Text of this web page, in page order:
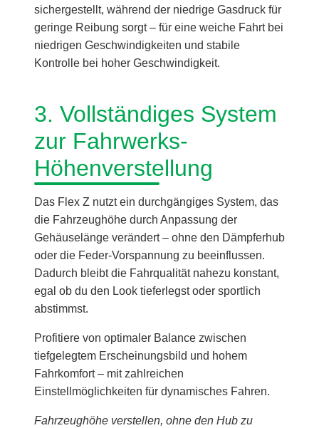
sichergestellt, während der niedrige Gasdruck für
geringe Reibung sorgt – für eine weiche Fahrt bei
niedrigen Geschwindigkeiten und stabile
Kontrolle bei hoher Geschwindigkeit.
3. Vollständiges System
zur Fahrwerks-
Höhenverstellung
Das Flex Z nutzt ein durchgängiges System, das
die Fahrzeughöhe durch Anpassung der
Gehäuselänge verändert – ohne den Dämpferhub
oder die Feder-Vorspannung zu beeinflussen.
Dadurch bleibt die Fahrqualität nahezu konstant,
egal ob du den Look tieferlegst oder sportlich
abstimmst.
Profitiere von optimaler Balance zwischen
tiefgelegtem Erscheinungsbild und hohem
Fahrkomfort – mit zahlreichen
Einstellmöglichkeiten für dynamisches Fahren.
Fahrzeughöhe verstellen, ohne den Hub zu